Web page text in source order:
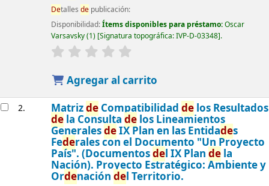
Detalles depublicación:
Disponibilidad:Ítems disponibles para préstamo:Oscar
Varsavsky(1) Signatura topográfica:IVP-D-03348 .
Agregar al carrito
2. MatrizdeCompatibilidad delos Resultados
dela Consulta delos Lineamientos
GeneralesdeIX Plan en las Entidades
Federales con el Documento "Un Proyecto
País". (Documentosdel IX Plan dela
Nación). Proyecto Estratégico: Ambiente y
Ordenación del Territorio.